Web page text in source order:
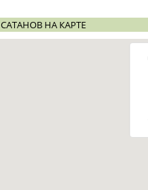
САТАНОВ НА КАРТЕ